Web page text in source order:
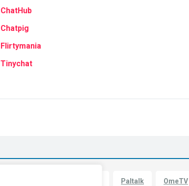
ChatHub
Chatpig
Flirtymania
Tinychat
Paltalk OmeTV